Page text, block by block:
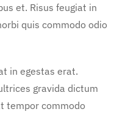
et. Risus feugiat in
quis commodo odio
in egestas erat.
gravida dictum
tempor commodo